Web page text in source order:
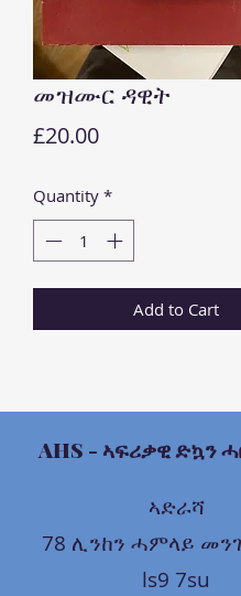
መዝሙር ዳዊት
£20.00Price
Quantity *
Add to Cart
AHS - ኣፍሪቃዊ ድኳን
ኣድራሻ
78 ሊንከን ሓምላይ
ls9 7su